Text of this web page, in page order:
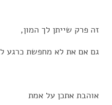
זה פרק שייתן לך המון,
גם אם את לא מחפשת כרגע
אוהבת אתכן על אמת